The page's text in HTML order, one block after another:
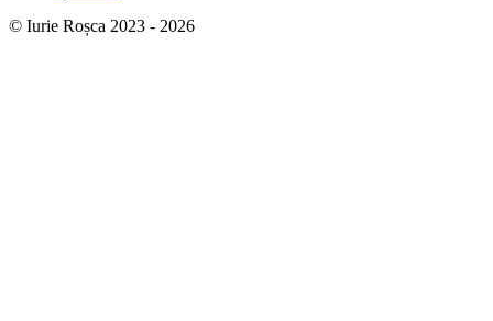
© Iurie Roșca 2023 - 2026